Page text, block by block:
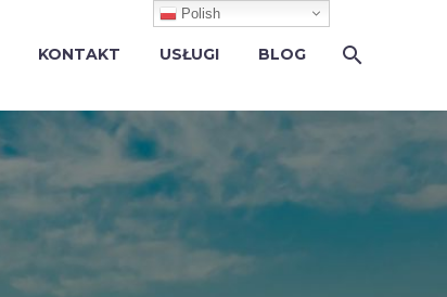
KONTAKT USŁUGI BLOG
Polish